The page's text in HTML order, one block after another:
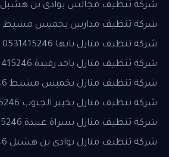
شركة تنظيف مجالس بوادى بن هشبل 0531415246
شركة تنظيف مدارس بخميس مشيط 0531415246
شركة تنظيف منازل بابها 0531415246
شركة تنظيف منازل باحد رفيدة 0531415246
شركة تنظيف منازل بخميس مشيط 0531415246
شركة تنظيف منازل بخيبر الجنوب 0531415246
شركة تنظيف منازل بسراة عبيدة 0531415246
شركة تنظيف منازل بوادى بن هشبل 0531415246